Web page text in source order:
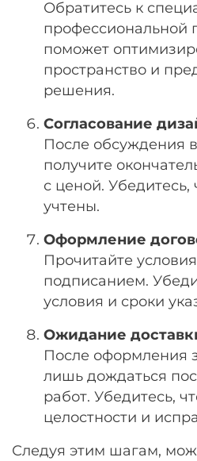
Обратитесь к
поможет
пространство и
решения.
Согласование
После обсуждения
получите
с ценой. Убедитесь,
учтены.
Оформление
Прочитайте
подписанием.
условия и сроки
Ожидание
После оформления
лишь дождаться
работ. Убедитесь,
целостности и
Следуя этим шагам,